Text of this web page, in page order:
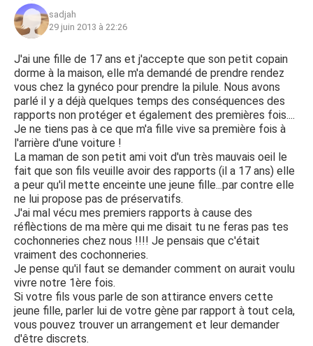
sadjah
29 juin 2013 à 22:26
J'ai une fille de 17 ans et j'accepte que son petit copain
dorme à la maison, elle m'a demandé de prendre rendez
vous chez la gynéco pour prendre la pilule. Nous avons
parlé il y a déjà quelques temps des conséquences des
rapports non protéger et également des premières fois....
Je ne tiens pas à ce que m'a fille vive sa première fois à
l'arrière d'une voiture !
La maman de son petit ami voit d'un très mauvais oeil le
fait que son fils veuille avoir des rapports (il a 17 ans) elle
a peur qu'il mette enceinte une jeune fille...par contre elle
ne lui propose pas de préservatifs.
J'ai mal vécu mes premiers rapports à cause des
réflèctions de ma mère qui me disait tu ne feras pas tes
cochonneries chez nous !!!! Je pensais que c'était
vraiment des cochonneries.
Je pense qu'il faut se demander comment on aurait voulu
vivre notre 1ère fois.
Si votre fils vous parle de son attirance envers cette
jeune fille, parler lui de votre gène par rapport à tout cela,
vous pouvez trouver un arrangement et leur demander
d'être discrets.